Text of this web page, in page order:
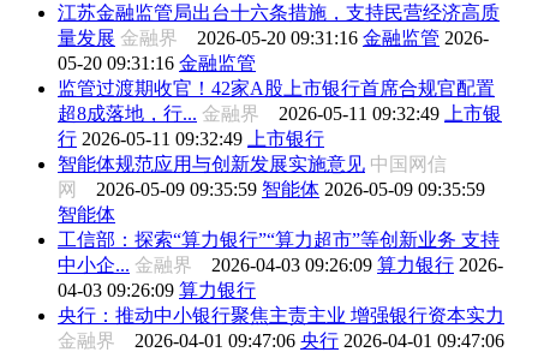
江苏金融监管局出台十六条措施，支持民营经济高质
量发展 金融界 2026-05-20 09:31:16 金融监管 2026-
05-20 09:31:16 金融监管
监管过渡期收官！42家A股上市银行首席合规官配置
超8成落地，行... 金融界 2026-05-11 09:32:49
上市银
行 2026-05-11 09:32:49
上市银行
智能体规范应用与创新发展实施意见 中国网信
网 2026-05-09 09:35:59 智能体 2026-05-09 09:35:59
智能体
工信部：探索“算力银行”“算力超市”等创新业务 支持
中小企... 金融界 2026-04-03 09:26:09 算力银行 2026-
04-03 09:26:09 算力银行
央行：推动中小银行聚焦主责主业 增强银行资本实力
金融界 2026-04-01 09:47:06 央行 2026-04-01 09:47:06